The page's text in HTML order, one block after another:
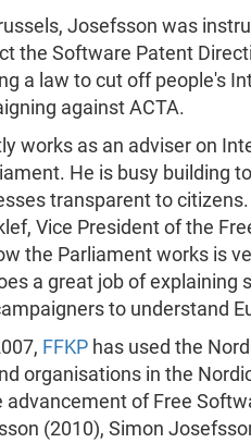
Josefsson was
the Software Patent
a law to cut off people's
against ACTA.
works as an adviser on
He is busy building
transparent to
Vice President of the
the Parliament works is
a great job of explaining
to understand
FFKPhas used the
organisations in the
of Free
(2010), Simon